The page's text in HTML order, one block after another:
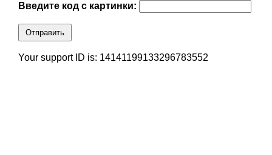
Введите код с картинки:
Отправить
Your support ID is: 14141199133296783552